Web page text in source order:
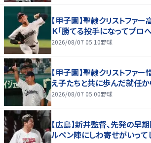
【甲子園】聖隷クリストファ
Ｋ「勝てる投手になってプロ
2026/08/07 05:10野球
【甲子園】聖隷クリストファ
え子たちと共に歩んだ就任か
2026/08/07 05:00野球
【広島】新井監督、先発の早
ルペン陣にしわ寄せがいって